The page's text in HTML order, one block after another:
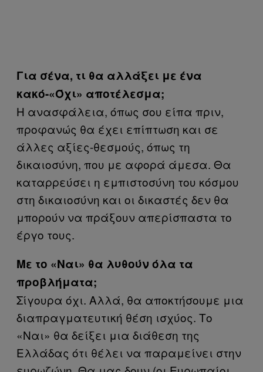
Για σένα, τι θα αλλάξει με ένα
κακό-«Όχι» αποτέλεσμα;
Η ανασφάλεια, όπως σου είπα πριν,
προφανώς θα έχει επίπτωση και σε
άλλες αξίες-θεσμούς, όπως τη
δικαιοσύνη, που με αφορά άμεσα. Θα
καταρρεύσει η εμπιστοσύνη του κόσμου
στη δικαιοσύνη και οι δικαστές δεν θα
μπορούν να πράξουν απερίσπαστα το
έργο τους.
Με το «Ναι» θα λυθούν όλα τα
προβλήματα;
Σίγουρα όχι. Αλλά, θα αποκτήσουμε μια
διαπραγματευτική θέση ισχύος. Το
«Ναι» θα δείξει μια διάθεση της
Ελλάδας ότι θέλει να παραμείνει στην